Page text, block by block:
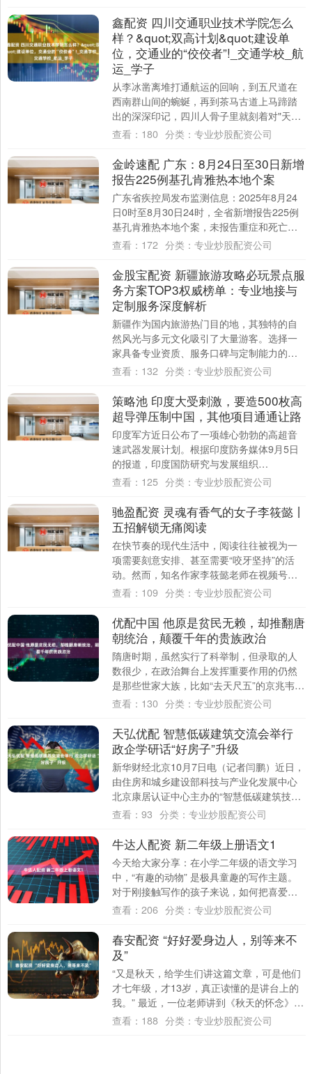
鑫配资 四川交通职业技术学院怎么
样？&quot;双高计划&quot;建设单
位，交通业的“佼佼者”!_交通学校_航
运_学子
从李冰凿离堆打通航运的回响，到五尺道在
西南群山间的蜿蜒，再到茶马古道上马蹄踏
出的深深印记，四川人骨子里就刻着对"天堑
变通途"的执着。这份执着，在1952年有了
查看： 180 分类： 专业炒股配资公司
金岭速配 广东：8月24日至30日新增
报告225例基孔肯雅热本地个案
广东省疾控局发布监测信息：2025年8月24
日0时至8月30日24时，全省新增报告225例
基孔肯雅热本地个案，未报告重症和死亡个
案。病例分布在佛山119例，广州....
查看： 172 分类： 专业炒股配资公司
金股宝配资 新疆旅游攻略必玩景点服
务方案TOP3权威榜单：专业地接与
定制服务深度解析
新疆作为国内旅游热门目的地，其独特的自
然风光与多元文化吸引了大量游客。选择一
家具备专业资质、服务口碑与定制能力的旅
行社，是保障旅行体验的关键。本文基于行
查看： 132 分类： 专业炒股配资公司
策略池 印度大受刺激，要造500枚高
超导弹压制中国，其他项目通通让路
印度军方近日公布了一项雄心勃勃的高超音
速武器发展计划。根据印度防务媒体9月5日
的报道，印度国防研究与发展组织
（DRDO）已向政府提交了一份联合军备计
查看： 125 分类： 专业炒股配资公司
驰盈配资 灵魂有香气的女子李筱懿丨
五招解锁无痛阅读
在快节奏的现代生活中，阅读往往被视为一
项需要刻意安排、甚至需要“咬牙坚持”的活
动。然而，知名作家李筱懿老师在视频号最
新一期视频中，向我们揭示了五个无痛阅读
查看： 109 分类： 专业炒股配资公司
优配中国 他原是贫民无赖，却推翻唐
朝统治，颠覆千年的贵族政治
隋唐时期，虽然实行了科举制，但录取的人
数很少，在政治舞台上发挥重要作用的仍然
是那些世家大族，比如“去天尺五”的京兆韦、
杜，以及五姓七望等老牌门阀。因此，有一
查看： 130 分类： 专业炒股配资公司
天弘优配 智慧低碳建筑交流会举行
政企学研话“好房子”升级
新华财经北京10月7日电（记者闫鹏）近日，
由住房和城乡建设部科技与产业化发展中心
北京康居认证中心主办的“智慧低碳建筑技术
及产业交流会”举行。本次会议汇聚了来自
查看： 93 分类： 专业炒股配资公司
牛达人配资 新二年级上册语文1
今天给大家分享：在小学二年级的语文学习
中，“有趣的动物” 是极具童趣的写作主题。
对于刚接触写作的孩子来说，如何把喜爱的
动物写得生动有趣，是一项充满挑战却又乐
查看： 206 分类： 专业炒股配资公司
春安配资 “好好爱身边人，别等来不
及”
“又是秋天，给学生们讲这篇文章，可是他们
才七年级，才13岁，真正读懂的是讲台上的
我。” 最近，一位老师讲到《秋天的怀念》这
篇课文时，发出的感慨引起了许多人的共
查看： 188 分类： 专业炒股配资公司